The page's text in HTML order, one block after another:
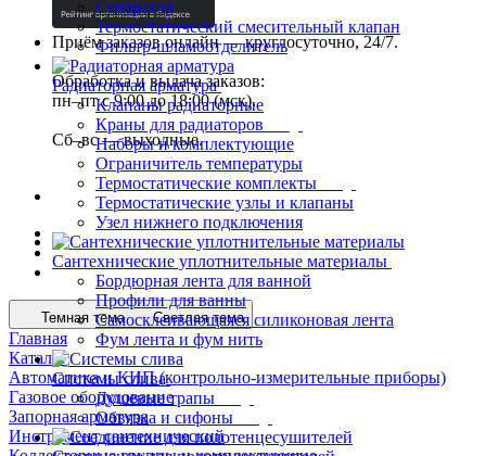
Сепаратор
Термостатический смесительный клапан
Фильтр-шламоотделитель
Радиаторная арматура
Клапаны радиаторные
Краны для радиаторов
Наборы и комплектующие
Ограничитель температуры
Термостатические комплекты
Термостатические узлы и клапаны
Узел нижнего подключения
Сантехнические уплотнительные материалы
Бордюрная лента для ванной
Профили для ванны
Самосклеивающаяся силиконовая лента
Фум лента и фум нить
Системы слива
Душевые трапы
Обвязка и сифоны
Приём заказов онлайн — круглосуточно, 24/7.
Обработка и выдача заказов:
пн–пт с 9:00 до 18:00 (мск).
Сб–вс — выходные.
Темная тема Светлая тема
Главная
Каталог
Автоматика и КИП (контрольно-измерительные приборы)
Газовое оборудование
Запорная арматура
Инструмент сантехнический